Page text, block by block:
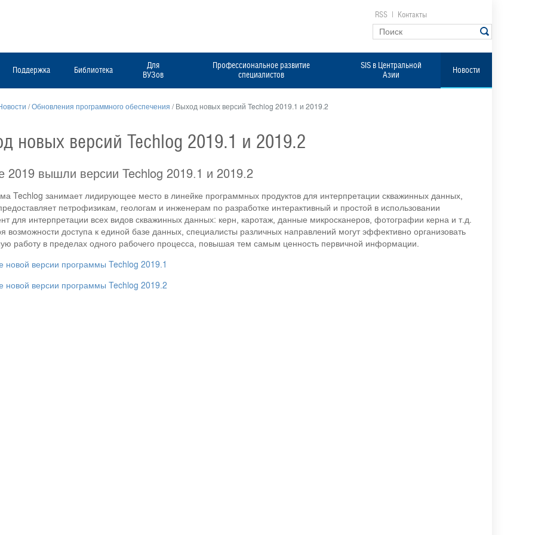
RSS Контакты
Поддержка Библиотека
Для
ВУЗов
Профессиональное развитие
специалистов
SIS в Центральной
Азии
Новости
/Обновления программного обеспечения /Выход новых версий Techlog 2019.1 и 2019.2
новых версий Techlog 2019.1 и 2019.2
2019 вышли версии Techlog 2019.1 и 2019.2
Techlog занимает лидирующее место в линейке программных продуктов для интерпретации скважинных данных,
петрофизикам, геологам и инженерам по разработке интерактивный и простой в использовании
для интерпретации всех видов скважинных данных: керн, каротаж, данные микросканеров, фотографии керна и т.д.
возможности доступа к единой базе данных, специалисты различных направлений могут эффективно организовать
работу в пределах одного рабочего процесса, повышая тем самым ценность первичной информации.
новой версии программы Techlog 2019.1
новой версии программы Techlog 2019.2